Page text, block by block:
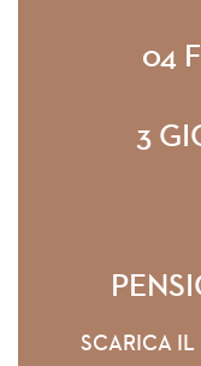
04
3
SCARICA IL